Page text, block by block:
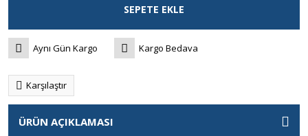
SEPETE EKLE
Aynı Gün Kargo Kargo Bedava
Karşılaştır
ÜRÜN AÇIKLAMASI